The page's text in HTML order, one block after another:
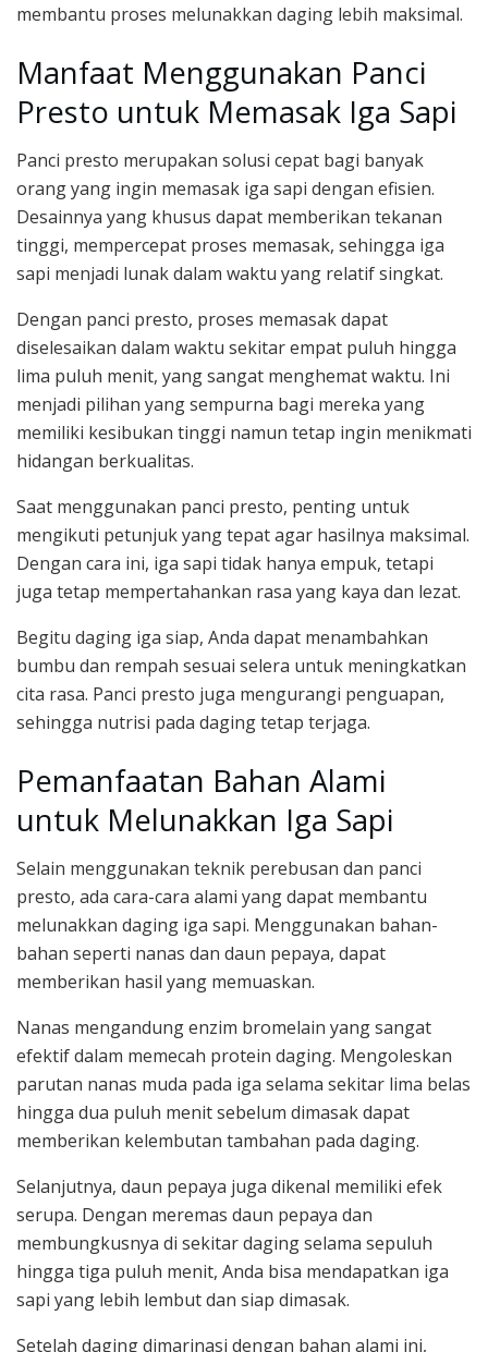
membantu proses melunakkan daging lebih maksimal.
Manfaat Menggunakan Panci
Presto untuk Memasak Iga Sapi
Panci presto merupakan solusi cepat bagi banyak
orang yang ingin memasak iga sapi dengan efisien.
Desainnya yang khusus dapat memberikan tekanan
tinggi, mempercepat proses memasak, sehingga iga
sapi menjadi lunak dalam waktu yang relatif singkat.
Dengan panci presto, proses memasak dapat
diselesaikan dalam waktu sekitar empat puluh hingga
lima puluh menit, yang sangat menghemat waktu. Ini
menjadi pilihan yang sempurna bagi mereka yang
memiliki kesibukan tinggi namun tetap ingin menikmati
hidangan berkualitas.
Saat menggunakan panci presto, penting untuk
mengikuti petunjuk yang tepat agar hasilnya maksimal.
Dengan cara ini, iga sapi tidak hanya empuk, tetapi
juga tetap mempertahankan rasa yang kaya dan lezat.
Begitu daging iga siap, Anda dapat menambahkan
bumbu dan rempah sesuai selera untuk meningkatkan
cita rasa. Panci presto juga mengurangi penguapan,
sehingga nutrisi pada daging tetap terjaga.
Pemanfaatan Bahan Alami
untuk Melunakkan Iga Sapi
Selain menggunakan teknik perebusan dan panci
presto, ada cara-cara alami yang dapat membantu
melunakkan daging iga sapi. Menggunakan bahan-
bahan seperti nanas dan daun pepaya, dapat
memberikan hasil yang memuaskan.
Nanas mengandung enzim bromelain yang sangat
efektif dalam memecah protein daging. Mengoleskan
parutan nanas muda pada iga selama sekitar lima belas
hingga dua puluh menit sebelum dimasak dapat
memberikan kelembutan tambahan pada daging.
Selanjutnya, daun pepaya juga dikenal memiliki efek
serupa. Dengan meremas daun pepaya dan
membungkusnya di sekitar daging selama sepuluh
hingga tiga puluh menit, Anda bisa mendapatkan iga
sapi yang lebih lembut dan siap dimasak.
Setelah daging dimarinasi dengan bahan alami ini,